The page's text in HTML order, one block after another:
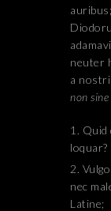
neuter
a
non
Quid
loquar?
nec
Latine;